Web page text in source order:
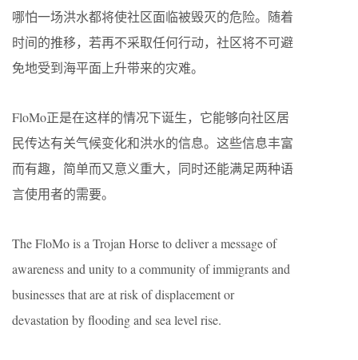
哪怕一场洪水都将使社区面临被毁灭的危险。随着
时间的推移，若再不采取任何行动，社区将不可避
免地受到海平面上升带来的灾难。
FloMo正是在这样的情况下诞生，它能够向社区居
民传达有关气候变化和洪水的信息。这些信息丰富
而有趣，简单而又意义重大，同时还能满足两种语
言使用者的需要。
The FloMo is a Trojan Horse to deliver a message of
awareness and unity to a community of immigrants and
businesses that are at risk of displacement or
devastation by flooding and sea level rise.